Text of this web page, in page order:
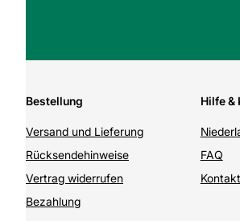
Bestellung
Versand und Lieferung
Rücksendehinweise
Vertrag widerrufen
Bezahlung
Hilfe &
FAQ
Kontakt